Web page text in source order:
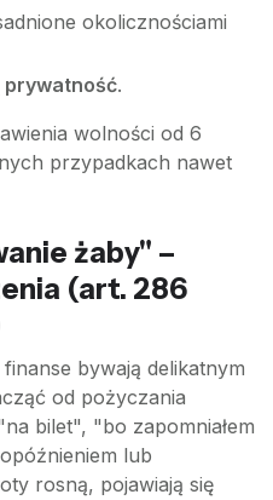
okolicznościami
prywatność.
wolności od 6
przypadkach nawet
żaby" –
(art. 286
bywają delikatnym
od pożyczania
bilet", "bo zapomniałem
lub
rosną, pojawiają się